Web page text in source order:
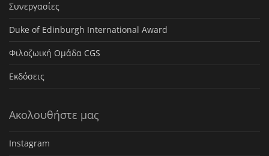
Συνεργασίες
Duke of Edinburgh International Award
Φιλοζωική Ομάδα CGS
Εκδόσεις
Ακολουθήστε μας
Instagram